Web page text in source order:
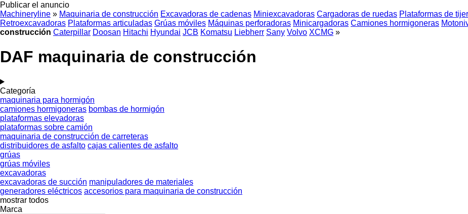
Publicar el anuncio
Machineryline » Maquinaria de construcción Excavadoras de cadenas Miniexcavadoras Cargadoras de ruedas Plataformas de
Retroexcavadoras Plataformas articuladas Grúas móviles Máquinas perforadoras Minicargadoras Camiones hormigoneras
construcción Caterpillar Doosan Hitachi Hyundai JCB Komatsu Liebherr Sany Volvo XCMG »
DAF maquinaria de construcción
Categoría
maquinaria para hormigón
camiones hormigoneras bombas de hormigón
plataformas elevadoras
plataformas sobre camión
maquinaria de construcción de carreteras
distribuidores de asfalto cajas calientes de asfalto
grúas
grúas móviles
excavadoras
excavadoras de succión manipuladores de materiales
generadores eléctricos accesorios para maquinaria de construcción
mostrar todos
Marca